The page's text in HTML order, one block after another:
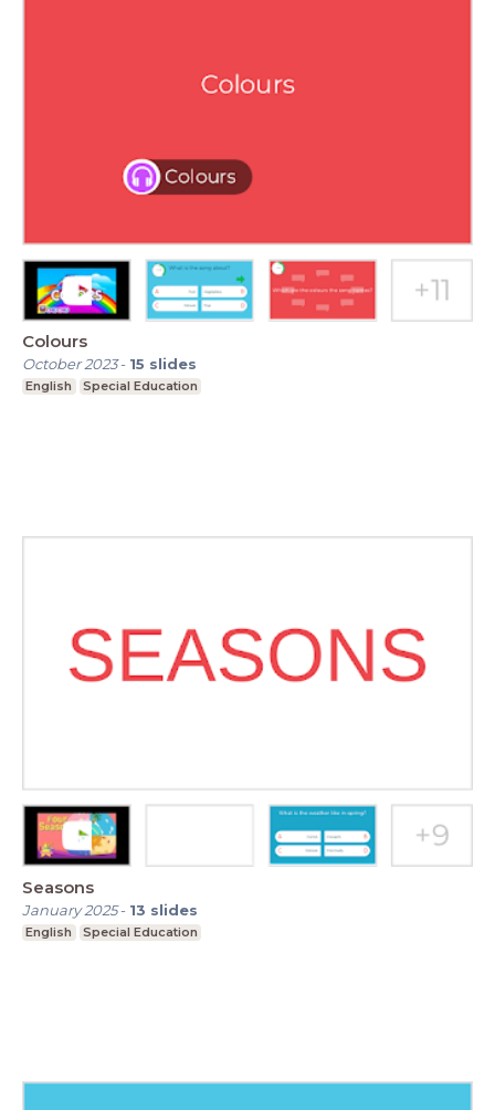
Colours
October 2023- 15 slides
English Special Education
Seasons
January 2025- 13 slides
English Special Education